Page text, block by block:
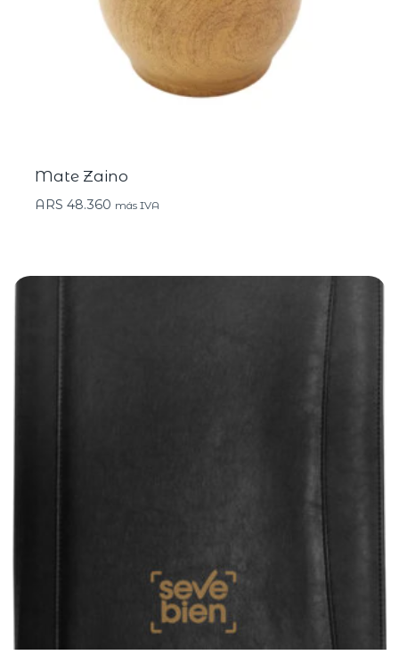
Mate Zaino
ARS 48.360 más IVA